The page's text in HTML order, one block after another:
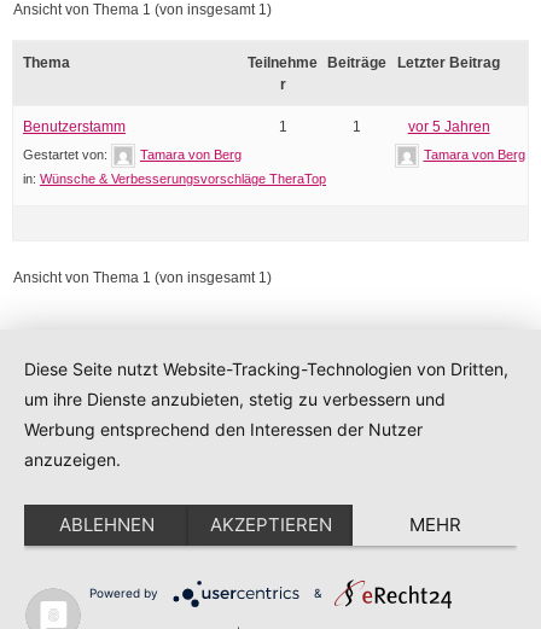
Ansicht von Thema 1 (von insgesamt 1)
Thema
Teilnehme
r
Beiträge Letzter Beitrag
Benutzerstamm
Gestartet von:
Tamara von Berg
in: Wünsche & Verbesserungsvorschläge TheraTop
1 1 vor 5 Jahren
Tamara von Berg
Ansicht von Thema 1 (von insgesamt 1)
Developed byThink Up Themes Ltd. Powered byWordPress
Diese Seite nutzt Website-Tracking-Technologien von Dritten,
um ihre Dienste anzubieten, stetig zu verbessern und
Werbung entsprechend den Interessen der Nutzer
anzuzeigen.
ABLEHNEN AKZEPTIEREN MEHR
Powered by &
Diese Website benutzt Cookies. Wenn Sie die Website weiter
nutzen, stimmen Sie der Verwendung von Cookies zu.